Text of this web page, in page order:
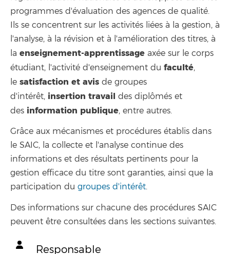
programmes d'évaluation des agences de qualité.
Ils se concentrent sur les activités liées à la gestion, à
l'analyse, à la révision et à l'amélioration des titres, à
la enseignement-apprentissage axée sur le corps
étudiant, l'activité d'enseignement du faculté,
le satisfaction et avis de groupes
d'intérêt, insertion travail des diplômés et
des information publique, entre autres.
Grâce aux mécanismes et procédures établis dans
le SAIC, la collecte et l'analyse continue des
informations et des résultats pertinents pour la
gestion efficace du titre sont garanties, ainsi que la
participation du groupes d'intérêt.
Des informations sur chacune des procédures SAIC
peuvent être consultées dans les sections suivantes.
Responsable